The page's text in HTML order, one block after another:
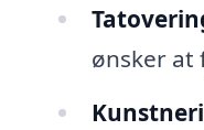
ønsker at